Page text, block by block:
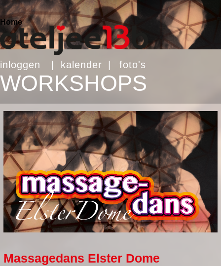
Massagedans Elster Dome
inloggen kalender foto's
WORKSHOPS
Home